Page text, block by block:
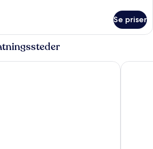
Se priser
Hotel